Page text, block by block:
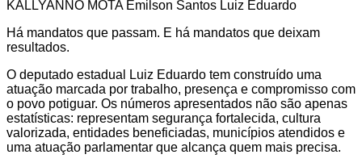
KALLYANNO MOTA Emilson Santos Luiz Eduardo
Há mandatos que passam. E há mandatos que deixam
resultados.
O deputado estadual Luiz Eduardo tem construído uma
atuação marcada por trabalho, presença e compromisso com
o povo potiguar. Os números apresentados não são apenas
estatísticas: representam segurança fortalecida, cultura
valorizada, entidades beneficiadas, municípios atendidos e
uma atuação parlamentar que alcança quem mais precisa.